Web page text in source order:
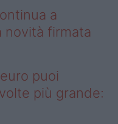
a
novità firmata
puoi
più grande: